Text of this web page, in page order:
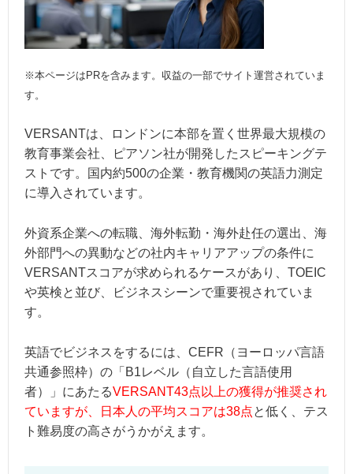
※本ページはPRを含みます。収益の一部でサイト運営されていま
す。
VERSANTは、ロンドンに本部を置く世界最大規模の
教育事業会社、ピアソン社が開発したスピーキングテ
ストです。国内約500の企業・教育機関の英語力測定
に導入されています。
外資系企業への転職、海外転勤・海外赴任の選出、海
外部門への異動などの社内キャリアアップの条件に
VERSANTスコアが求められるケースがあり、TOEIC
や英検と並び、ビジネスシーンで重要視されていま
す。
英語でビジネスをするには、CEFR（ヨーロッパ言語
共通参照枠）の「B1レベル（自立した言語使用
者）」にあたるVERSANT43点以上の獲得が推奨され
ていますが、日本人の平均スコアは38点と低く、テス
ト難易度の高さがうかがえます。